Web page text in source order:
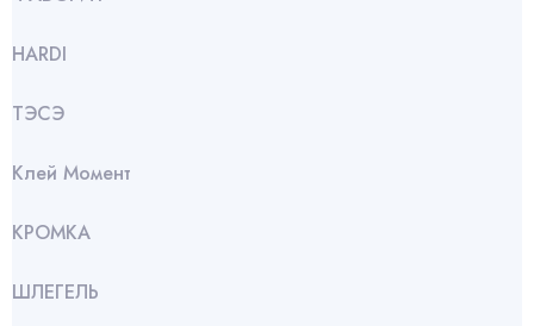
HARDI
ТЭСЭ
Клей Момент
КРОМКА
ШЛЕГЕЛЬ